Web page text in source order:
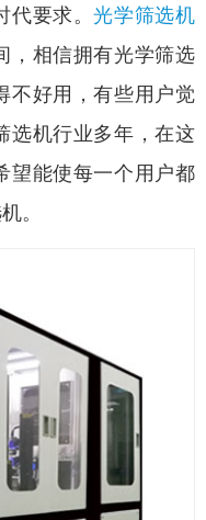
代要求。光学筛选机
，相信拥有光学筛选
不好用，有些用户觉
选机行业多年，在这
望能使每一个用户都
。